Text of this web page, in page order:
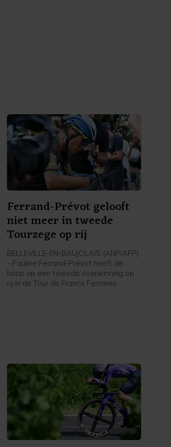
Ferrand-Prévot gelooft
niet meer in tweede
Tourzege op rij
BELLEVILLE-EN-BAUJOLAIS (ANP/AFP)
- Pauline Ferrand-Prévot heeft de
hoop op een tweede overwinning op
rij in de Tour de France Femmes
Marlen Reusser en Vollering
"onherstelbaar".